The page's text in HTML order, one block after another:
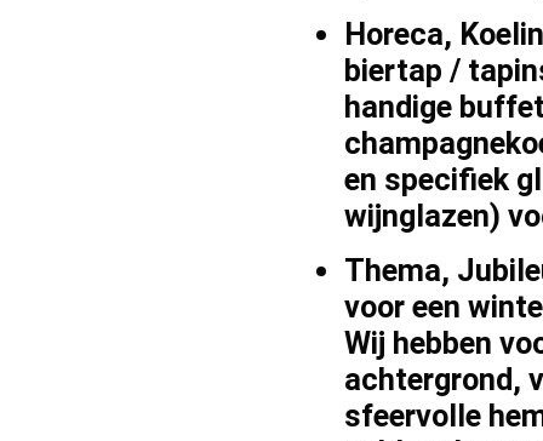
Horeca,
biertap /
handige
en specifiek
wijnglazen)
Thema,
voor een
Wij hebben
achtergrond,
sfeervolle